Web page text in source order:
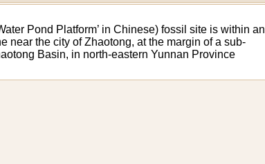
Pond Platform’ in Chinese) fossil site is within an
near the city of Zhaotong, at the margin of a sub-
Basin, in north-eastern Yunnan Province